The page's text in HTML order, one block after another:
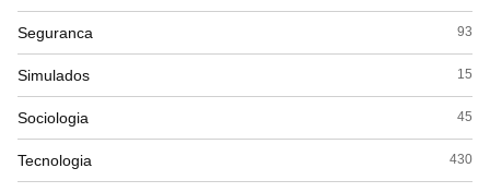
Seguranca 93
Simulados 15
Sociologia 45
Tecnologia 430